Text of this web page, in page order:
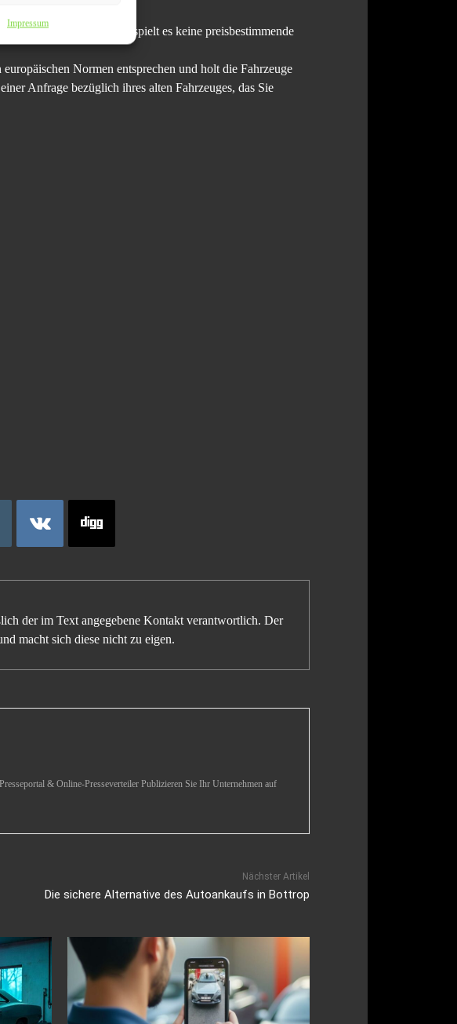
Impressum
Fahrzeuge. Dabei spielt es keine preisbestimmende
Normen entsprechen und holt die Fahrzeuge
Anfrage bezüglich ihres alten Fahrzeuges, das Sie
der im Text angegebene Kontakt verantwortlich. Der
macht sich diese nicht zu eigen.
& Online-Presseverteiler Publizieren Sie Ihr Unternehmen auf
Nächster Artikel
Die sichere Alternative des Autoankaufs in Bottrop